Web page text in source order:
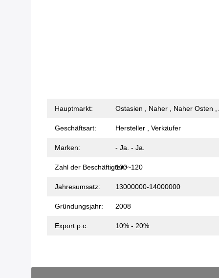
Hauptmarkt: Ostasien , Naher , Naher Osten ,
Geschäftsart: Hersteller , Verkäufer
Marken: - Ja. - Ja.
Zahl der Beschäftigten:100~120
Jahresumsatz: 13000000-14000000
Gründungsjahr: 2008
Export p.c: 10% - 20%